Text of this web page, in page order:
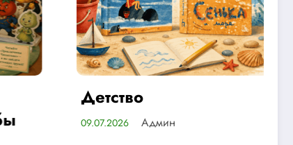
Админ